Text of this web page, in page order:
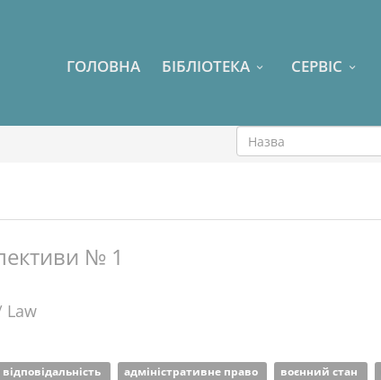
ГОЛОВНА БІБЛІОТЕКА СЕРВІС
№ 1
Law
адміністративне право воєнний стан